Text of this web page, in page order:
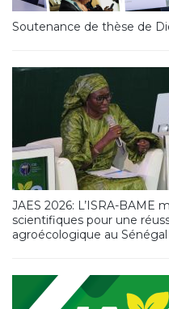
Soutenance de thèse de
JAES 2026: L’ISRA-BAME
scientifiques pour une
agroécologique au Sénégal